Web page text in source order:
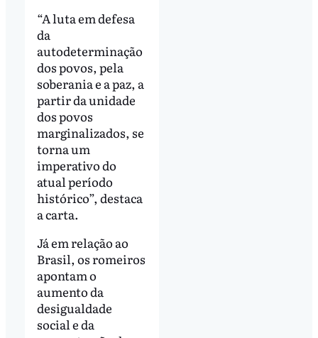
“A luta em defesa
da
autodeterminação
dos povos, pela
soberania e a paz, a
partir da unidade
dos povos
marginalizados, se
torna um
imperativo do
atual período
histórico”, destaca
a carta.
Já em relação ao
Brasil, os romeiros
apontam o
aumento da
desigualdade
social e da